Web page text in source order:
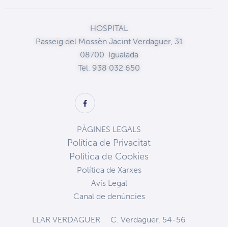
HOSPITAL
Passeig del Mossèn Jacint Verdaguer, 31
08700 Igualada
Tel. 938 032 650
PÀGINES LEGALS
Política de Privacitat
Política de Cookies
Política de Xarxes
Avís Legal
Canal de denúncies
LLAR VERDAGUER C. Verdaguer, 54-56